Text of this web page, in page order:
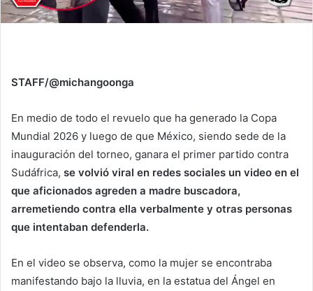
STAFF/@michangoonga
En medio de todo el revuelo que ha generado la Copa
Mundial 2026 y luego de que México, siendo sede de la
inauguración del torneo, ganara el primer partido contra
Sudáfrica, se volvió viral en redes sociales un video en el
que aficionados agreden a madre buscadora,
arremetiendo contra ella verbalmente y otras personas
que intentaban defenderla.
En el video se observa, como la mujer se encontraba
manifestando bajo la lluvia, en la estatua del Ángel en